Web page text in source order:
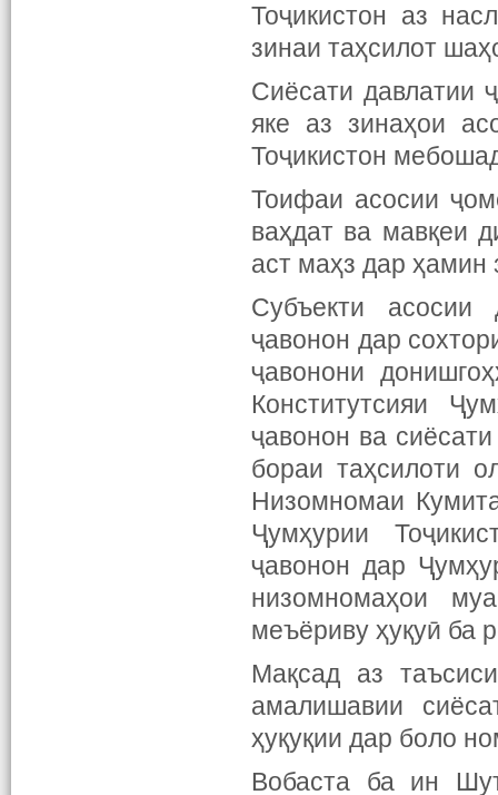
Тоҷикистон аз
зинаи таҳсилот
Сиёсати давлатии
яке аз зинаҳои
Тоҷикистон
Тоифаи асосии
ваҳдат ва мавқеи
аст маҳз дар ҳамин
Субъекти асосии
ҷавонон дар
ҷавонони
Конститутсияи
ҷавонон ва
бораи таҳсилоти
Низомномаи
Ҷумҳурии
ҷавонон дар
низомномаҳои
меъёриву ҳуқуӣ ба
Мақсад аз
амалишавии
ҳуқуқии дар боло
Вобаста ба ин